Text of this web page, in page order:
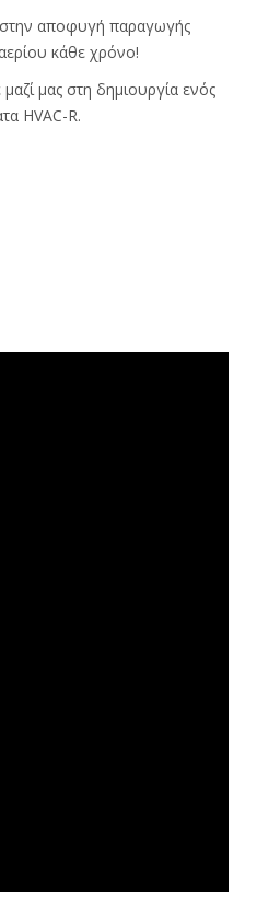
αποφυγή παραγωγής
κάθε χρόνο!
μας στη δημιουργία ενός
HVAC-R.